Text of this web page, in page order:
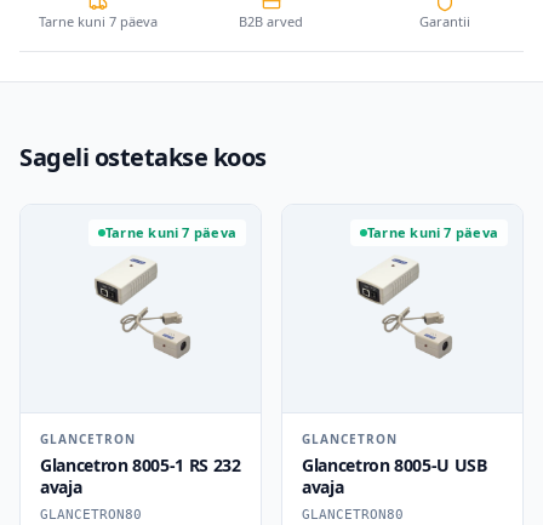
Tarne kuni 7 päeva B2B arved Garantii
Sageli ostetakse koos
Tarne kuni 7 päeva
GLANCETRON
Glancetron 8005-1 RS 232
avaja
GLANCETRON80
Tarne kuni 7 päeva
GLANCETRON
Glancetron 8005-U USB
avaja
GLANCETRON80